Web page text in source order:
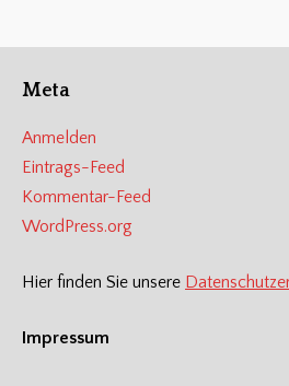
Meta
Anmelden
Eintrags-Feed
Kommentar-Feed
WordPress.org
Hier finden Sie unsere
Impressum